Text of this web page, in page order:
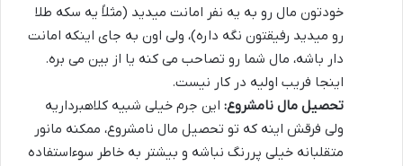
خودتون مال رو به یه نفر امانت میدید (مثلاً یه سکه طلا
رو میدید رفیقتون نگه داره)، ولی اون به جای اینکه امانت
دار باشه، مال شما رو تصاحب می کنه یا از بین می بره.
اینجا فریب اولیه در کار نیست.
تحصیل مال نامشروع: این جرم خیلی شبیه کلاهبرداریه
ولی فرقش اینه که تو تحصیل مال نامشروع، ممکنه مانور
متقلبانه خیلی پررنگ نباشه و بیشتر به خاطر سوءاستفاده